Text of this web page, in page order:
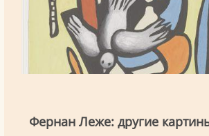
Фернан Леже: другие